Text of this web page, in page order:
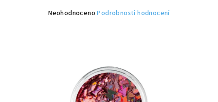
Průměrné
hvězdiček.
Neohodnoceno Podrobnosti hodnocení